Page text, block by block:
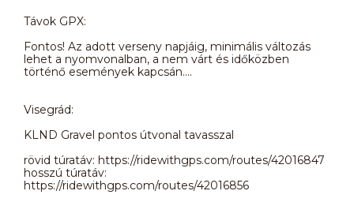
Távok GPX:
Fontos! Az adott verseny napjáig, minimális változás
lehet a nyomvonalban, a nem várt és időközben
történő események kapcsán….
Visegrád:
KLND Gravel pontos útvonal tavasszal
rövid túratáv: https://ridewithgps.com/routes/42016847
hosszú túratáv:
https://ridewithgps.com/routes/42016856